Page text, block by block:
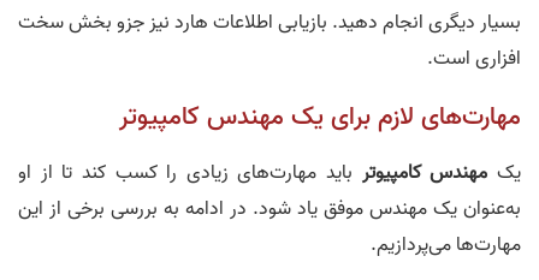
بسیار دیگری انجام دهید. بازیابی اطلاعات هارد نیز جزو بخش سخت‌
افزاری است.
مهارت‌های لازم برای یک مهندس کامپیوتر
یکمهندس کامپیوتر باید مهارت‌های زیادی را کسب کند تا از او
به‌عنوان یک مهندس موفق یاد شود. در ادامه به بررسی برخی از این
مهارت‌ها می‌پردازیم.